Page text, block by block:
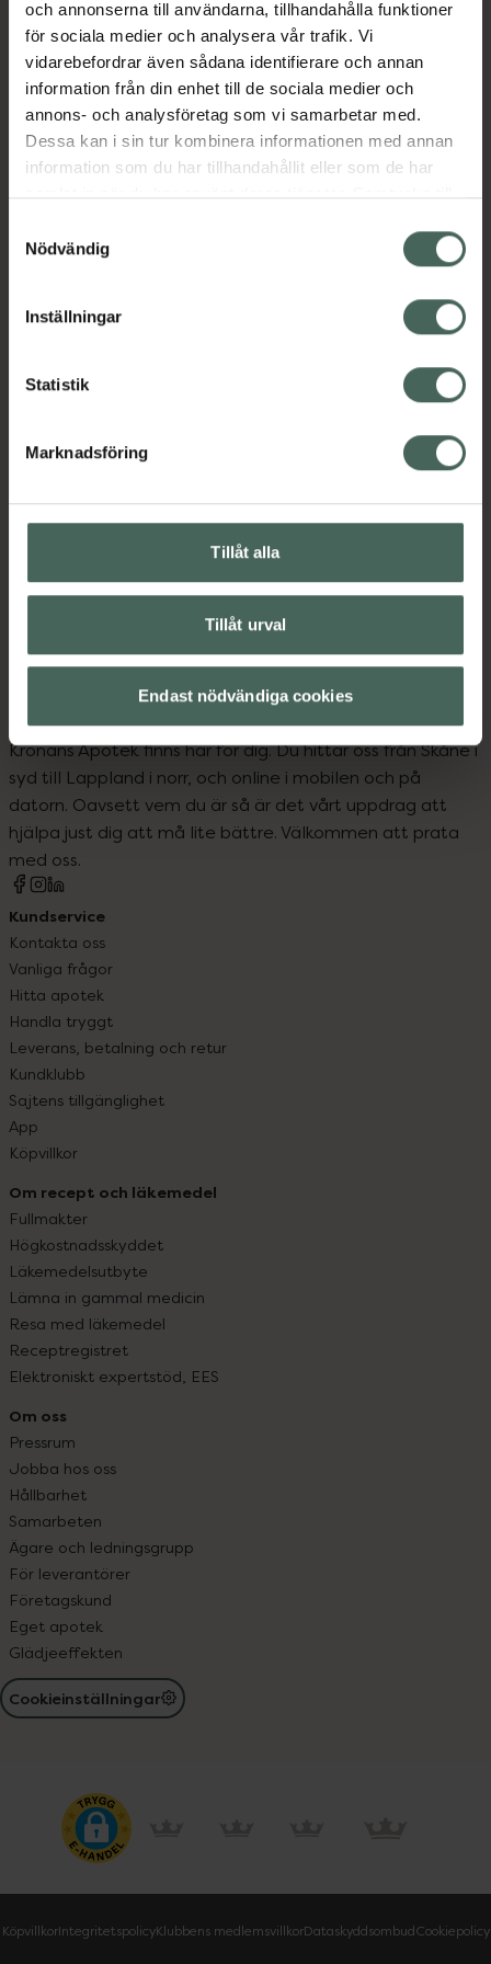
och annonserna till användarna, tillhandahålla funktioner
för sociala medier och analysera vår trafik. Vi
vidarebefordrar även sådana identifierare och annan
information från din enhet till de sociala medier och
annons- och analysföretag som vi samarbetar med.
Dessa kan i sin tur kombinera informationen med annan
information som du har tillhandahållit eller som de har
samlat in när du har använt deras tjänster. Samtycke till
återkalla ditt samtycke via webbplatsens
cookieinställningar. Ett återkallat samtycke påverkar inte
lagligheten av behandling som skett innan återkallelsen.
Nödvändig
Inställningar
Statistik
Marknadsföring
Tillåt alla
Tillåt urval
Endast nödvändiga cookies
KosttillskottVitaminer och mineraler
Vitaminer och mineraler
Innehåll Visa
Instruktioner Visa
Visa
Upptäck flera produkter inom
Kost och hälsa
Kosttillskott
Vitaminer och mineraler
Vitaminer och mineraler
Kronans Apotek finns här för dig. Du hittar oss från Skåne i
syd till Lappland i norr, och online i mobilen och på
datorn. Oavsett vem du är så är det vårt uppdrag att
hjälpa just dig att må lite bättre. Välkommen att prata
med oss.
Kundservice
Kontakta oss
Vanliga frågor
Hitta apotek
Handla tryggt
Leverans, betalning och retur
Kundklubb
Sajtens tillgänglighet
App
Köpvillkor
Om recept och läkemedel
Fullmakter
Högkostnadsskyddet
Läkemedelsutbyte
Lämna in gammal medicin
Resa med läkemedel
Receptregistret
Elektroniskt expertstöd, EES
Om oss
Pressrum
Jobba hos oss
Hållbarhet
Samarbeten
Ägare och ledningsgrupp
För leverantörer
Företagskund
Eget apotek
Glädjeeffekten
Cookieinställningar
KöpvillkorIntegritetspolicyKlubbens medlemsvillkorDataskyddsombudCookiepolicy